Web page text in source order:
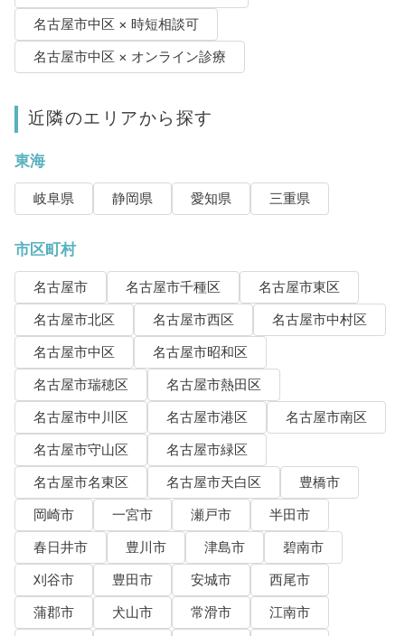
名古屋市中区 × 時短相談可
名古屋市中区 × オンライン診療
近隣のエリアから探す
東海
岐阜県 静岡県 愛知県 三重県
市区町村
名古屋市 名古屋市千種区
名古屋市東区
名古屋市北区
名古屋市西区
名古屋市中村区
名古屋市中区
名古屋市昭和区
名古屋市瑞穂区
名古屋市熱田区
名古屋市中川区
名古屋市港区
名古屋市南区
名古屋市守山区
名古屋市緑区
名古屋市名東区
名古屋市天白区
豊橋市
岡崎市
一宮市 瀬戸市
半田市
春日井市
豊川市 津島市
碧南市
刈谷市
豊田市 安城市
西尾市
蒲郡市
犬山市 常滑市
江南市